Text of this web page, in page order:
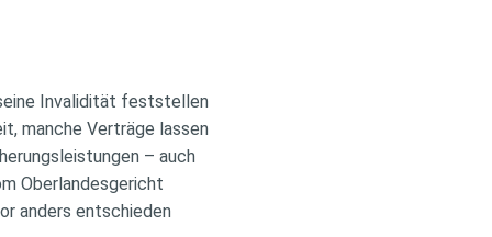
Invalidität feststellen
manche Verträge lassen
– auch
Oberlandesgericht
anders entschieden